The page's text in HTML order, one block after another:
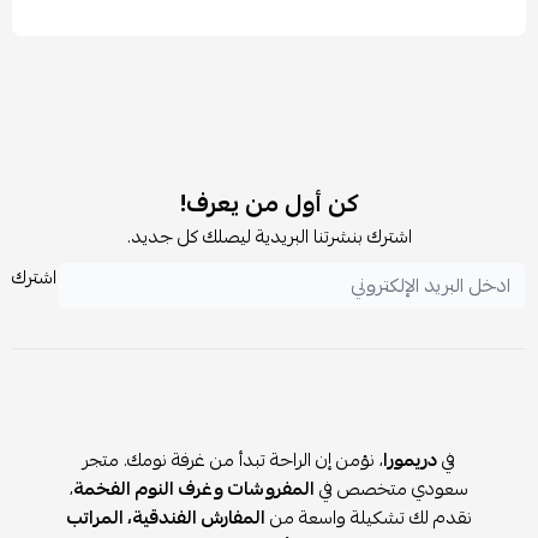
كن أول من يعرف!
اشترك بنشرتنا البريدية ليصلك كل جديد.
اشترك
فيدريمورا، نؤمن إن الراحة تبدأ من غرفة نومك. متجر
سعودي متخصص فيالمفروشات وغرف النوم الفخمة،
نقدم لك تشكيلة واسعة منالمفارش الفندقية، المراتب